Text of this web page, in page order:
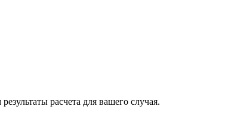
расчета для вашего случая.